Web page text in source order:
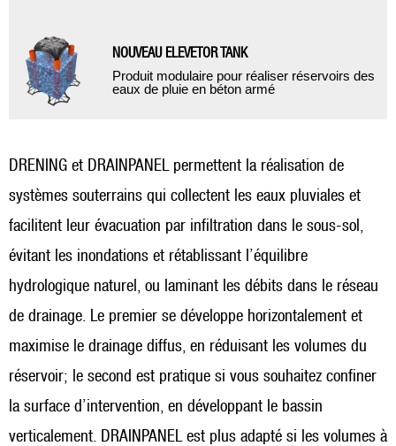
NOUVEAU ELEVETOR TANK
Produit modulaire pour réaliser réservoirs des
eaux de pluie en béton armé
DRENING et DRAINPANEL permettent la réalisation de
systèmes souterrains qui collectent les eaux pluviales et
facilitent leur évacuation par infiltration dans le sous-sol,
évitant les inondations et rétablissant l’équilibre
hydrologique naturel, ou laminant les débits dans le réseau
de drainage. Le premier se développe horizontalement et
maximise le drainage diffus, en réduisant les volumes du
réservoir; le second est pratique si vous souhaitez confiner
la surface d’intervention, en développant le bassin
verticalement. DRAINPANEL est plus adapté si les volumes à